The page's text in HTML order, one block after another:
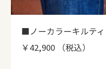
■ノーカラーキルテ
￥42,900 （税込）